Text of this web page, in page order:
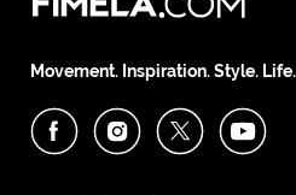
Movement. Inspiration. Style.